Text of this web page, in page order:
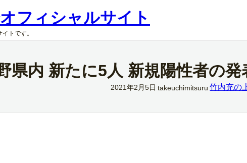
フィシャルサイト
トです。
県内 新たに5人 新規陽性者の発
2021年2月5日 takeuchimitsuru 竹内充の